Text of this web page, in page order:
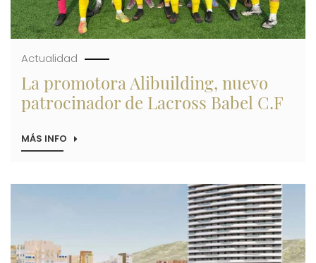
Actualidad
La promotora Alibuilding, nuevo
patrocinador de Lacross Babel C.F
MÁS INFO SOBRE
NUEVO